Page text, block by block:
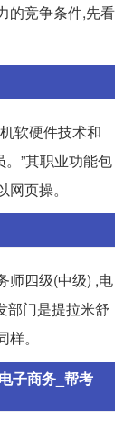
的竞争条件,先看
软硬件技术和
”其职业功能包
页操。
师四级(中级) ,电
部门是提拉米舒
。
子商务_帮考